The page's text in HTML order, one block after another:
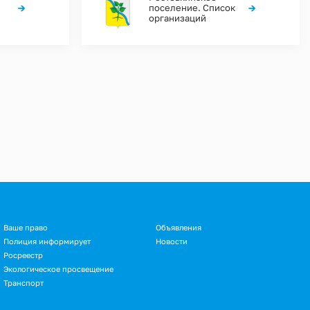
→
поселение. Список
организаций
→
Ваше право
Полиция информирует
Росреестр
Экологическое просвещение
Транспорт
Объявления
Новости